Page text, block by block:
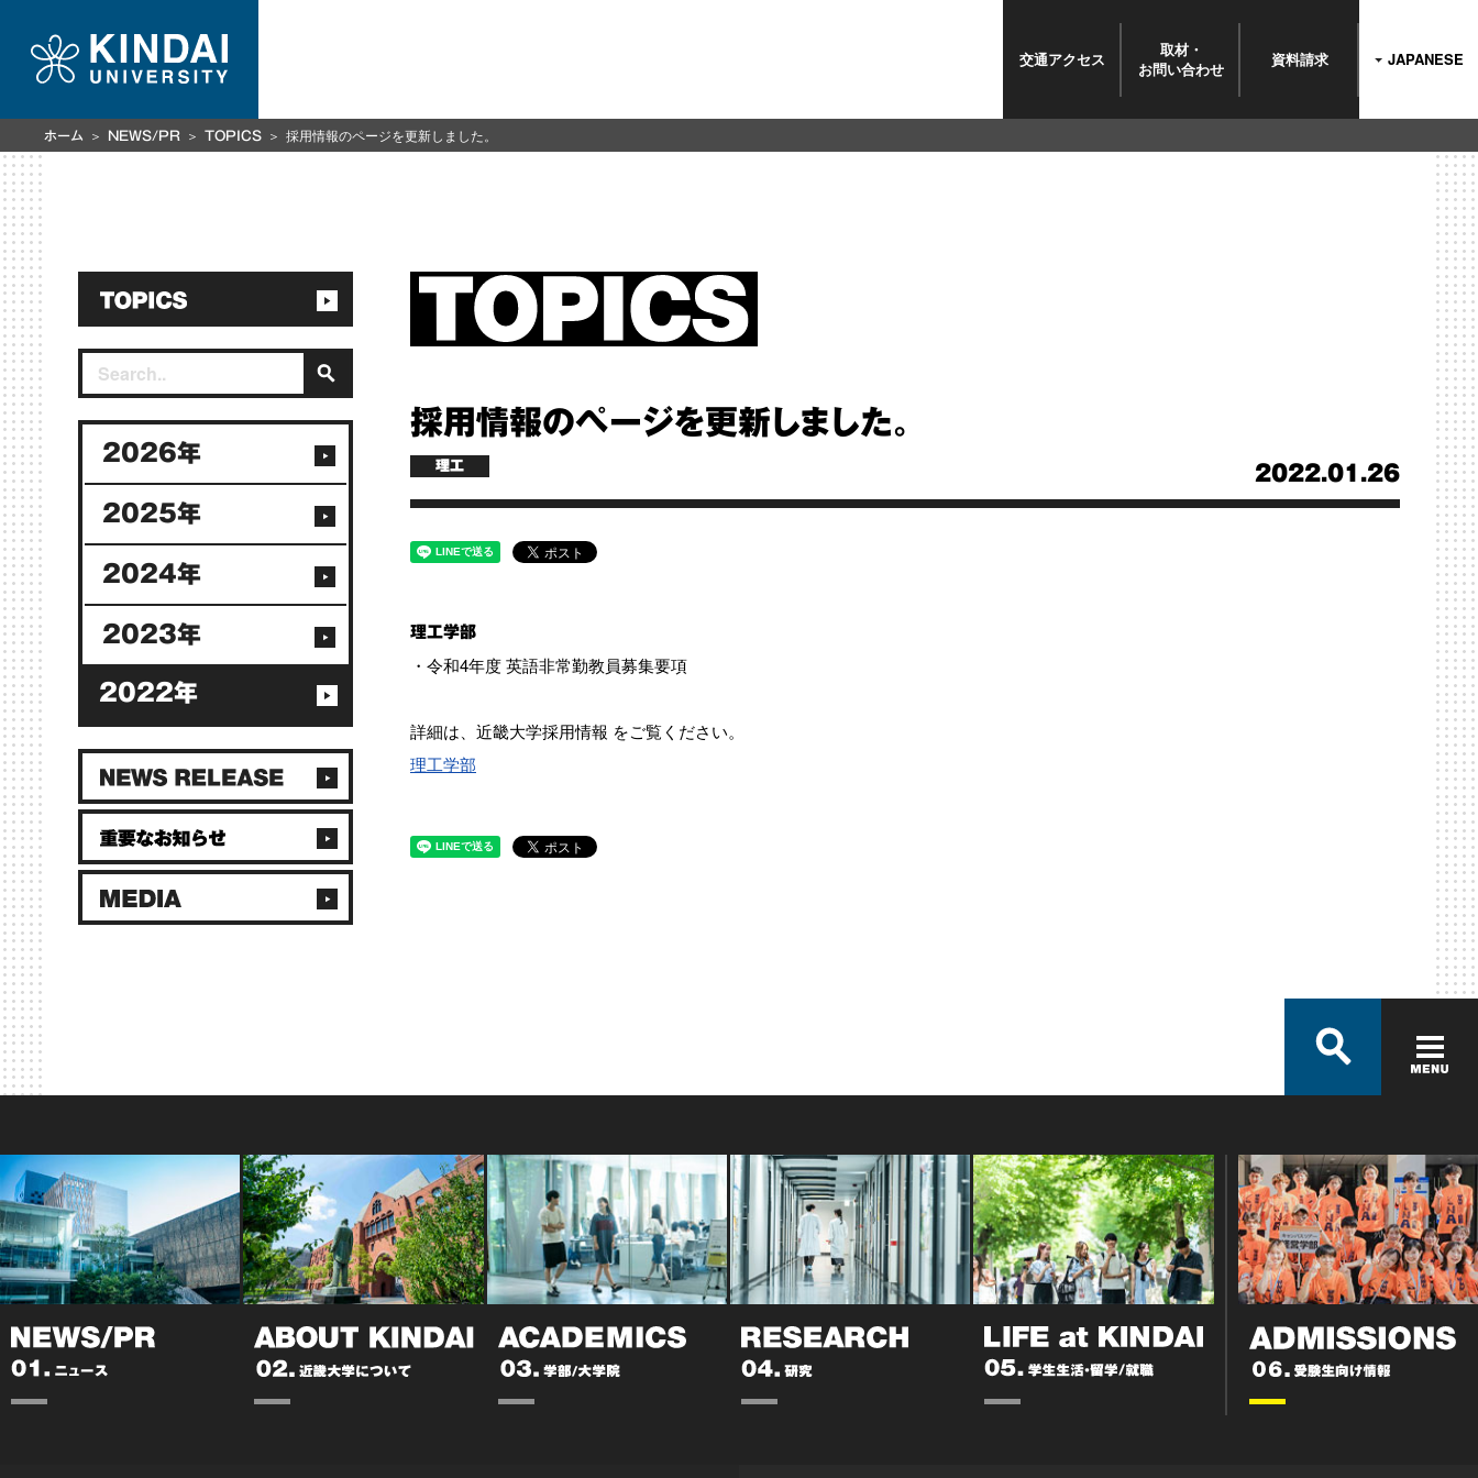
交通アクセス
取材・
お問い合わせ 資料請求 JAPANESE
ホーム NEWS/PR TOPICS 採用情報のページを更新しました。
採用情報のページを更新しました。
2022.01.26
理工
理工学部
・令和4年度 英語非常勤教員募集要項
詳細は、近畿大学採用情報 をご覧ください。
理工学部
2026年
2025年
2024年
2023年
2022年